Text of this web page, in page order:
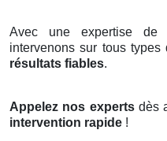
Avec une expertise
intervenons sur tous
résultats fiables.
Appelez nos expertsdès
intervention rapide !